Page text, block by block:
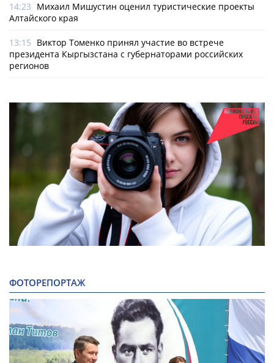
14:23 Михаил Мишустин оценил туристические проекты
Алтайского края
13:15 Виктор Томенко принял участие во встрече
президента Кыргызстана с губернаторами российских
регионов
ФОТОРЕПОРТАЖ